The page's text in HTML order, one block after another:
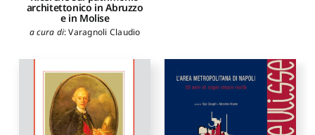
architettonico in Abruzzo
e in Molise
a cura di:Varagnoli Claudio